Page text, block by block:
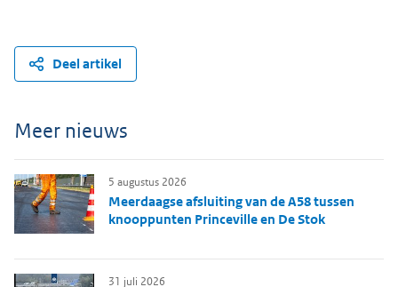
Deel artikel
Meer nieuws
Meerdaagse afsluiting van de A58 tussen
knooppunten Princeville en De Stok
5 augustus 2026
31 juli 2026